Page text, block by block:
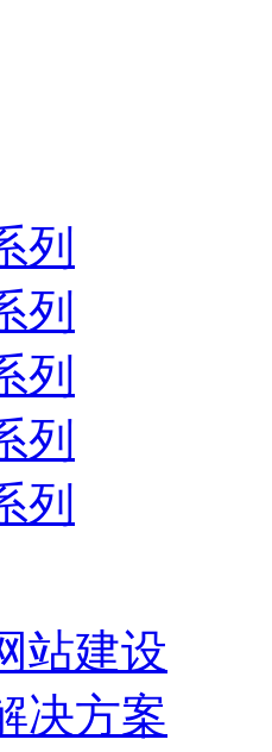
列
列
列
列
列
站建设
决方案